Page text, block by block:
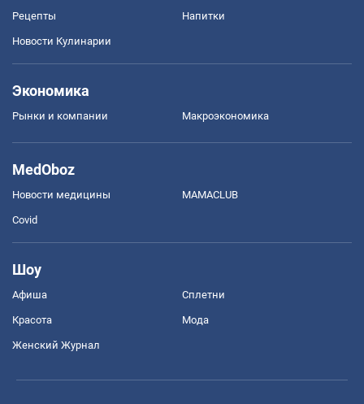
Рецепты Напитки
Новости Кулинарии
Экономика
Рынки и компании Mакроэкономика
MedOboz
Новости медицины MAMACLUB
Covid
Шоу
Афиша Сплетни
Красота Мода
Женский Журнал